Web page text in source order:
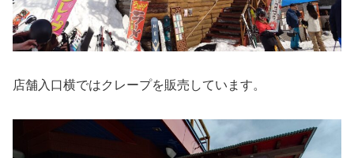
店舗入口横ではクレープを販売しています。